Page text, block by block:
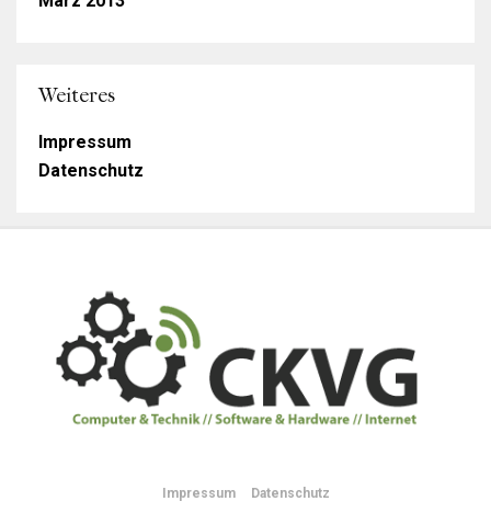
Weiteres
Impressum
Datenschutz
Impressum Datenschutz